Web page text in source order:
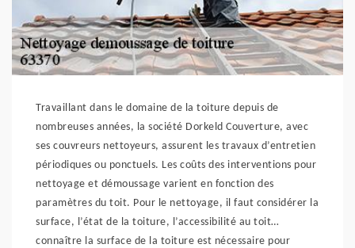
Travaillant dans le domaine de la toiture depuis de
nombreuses années, la société Dorkeld Couverture, avec
ses couvreurs nettoyeurs, assurent les travaux d’entretien
périodiques ou ponctuels. Les coûts des interventions pour
nettoyage et démoussage varient en fonction des
paramètres du toit. Pour le nettoyage, il faut considérer la
surface, l’état de la toiture, l’accessibilité au toit…
connaître la surface de la toiture est nécessaire pour